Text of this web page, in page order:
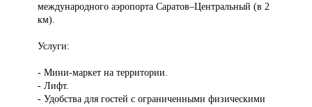
международного аэропорта Саратов–Центральный (в 2
км).
Услуги:
- Мини-маркет на территории.
- Лифт.
- Удобства для гостей с ограниченными физическими